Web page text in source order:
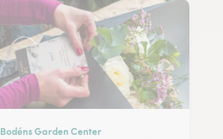
Bodéns Garden Center